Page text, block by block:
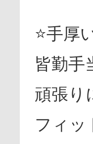
⭐手厚
皆勤手
頑張り
フィッ